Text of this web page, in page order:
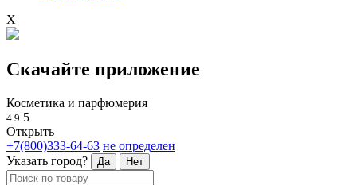
X
Скачайте приложение
Косметика и парфюмерия
4.9 5
Открыть
+7(800)333-64-63 не определен
Указать город?
Да Нет